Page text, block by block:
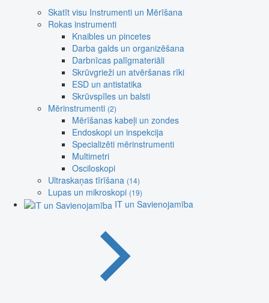
Skatīt visu Instrumenti un Mērīšana
Rokas instrumenti
Knaibles un pincetes
Darba galds un organizēšana
Darbnīcas palīgmateriāli
Skrūvgrieži un atvēršanas rīki
ESD un antistatika
Skrūvspīles un balsti
Mērinstrumenti (2)
Mērīšanas kabeļi un zondes
Endoskopi un inspekcija
Specializēti mērinstrumenti
Multimetri
Osciloskopi
Ultraskaņas tīrīšana (14)
Lupas un mikroskopi (19)
IT un Savienojamība